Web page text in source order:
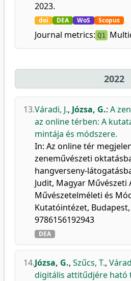
2023.
doi DEA WoS Scopus
Journal metrics: Q1
2022
13.Váradi, J., Józsa, G.: A
az online térben: A
mintája és módszere.
In: Az online tér
zeneművészeti
hangverseny-
Judit, Magyar Művészeti
Művészetelméleti és
Kutatóintézet, Budapest,
9786156192943
DEA
14.Józsa, G., Szűcs, T.,
digitális attitűdjére ható